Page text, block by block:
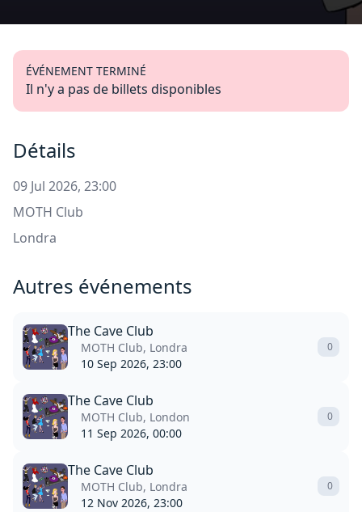
ÉVÉNEMENT TERMINÉ
Il n'y a pas de billets disponibles
Détails
09 Jul 2026, 23:00
MOTH Club
Londra
Autres événements
The Cave Club
MOTH Club, Londra
10 Sep 2026, 23:00
0
The Cave Club
MOTH Club, London
11 Sep 2026, 00:00
0
The Cave Club
MOTH Club, Londra
12 Nov 2026, 23:00
0